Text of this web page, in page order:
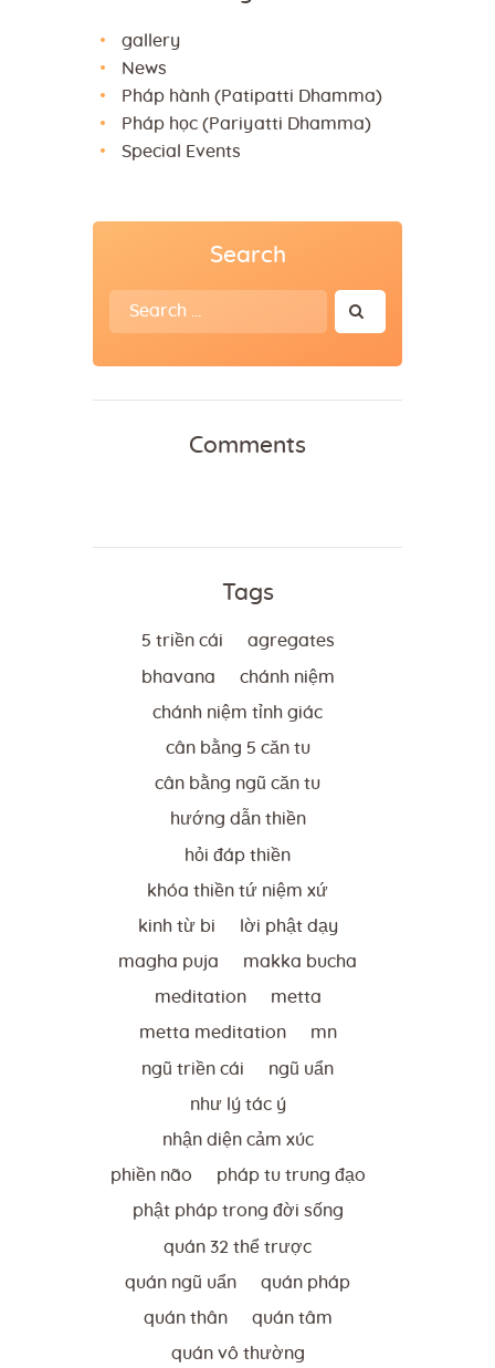
gallery
News
Pháp hành (Patipatti Dhamma)
Pháp học (Pariyatti Dhamma)
Special Events
Search
Search
for:
Comments
Tags
5 triền cái agregates
bhavana chánh niệm
chánh niệm tỉnh giác
cân bằng 5 căn tu
cân bằng ngũ căn tu
hướng dẫn thiền
hỏi đáp thiền
khóa thiền tứ niệm xứ
kinh từ bi lời phật dạy
magha puja makka bucha
meditation metta
metta meditation mn
ngũ triền cái ngũ uẩn
như lý tác ý
nhận diện cảm xúc
phiền não pháp tu trung đạo
phật pháp trong đời sống
quán 32 thể trược
quán ngũ uẩn quán pháp
quán thân quán tâm
quán vô thường